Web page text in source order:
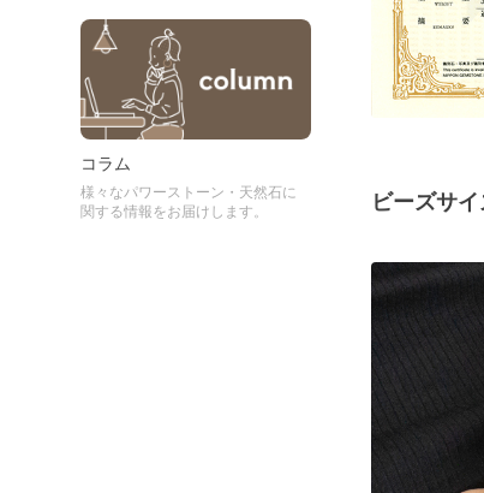
コラム
様々なパワーストーン・天然石に
関する情報をお届けします。
ビーズサ